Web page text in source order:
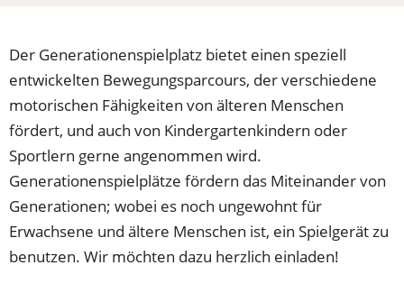
Der Generationenspielplatz bietet einen speziell
entwickelten Bewegungsparcours, der verschiedene
motorischen Fähigkeiten von älteren Menschen
fördert, und auch von Kindergartenkindern oder
Sportlern gerne angenommen wird.
Generationenspielplätze fördern das Miteinander von
Generationen; wobei es noch ungewohnt für
Erwachsene und ältere Menschen ist, ein Spielgerät zu
benutzen. Wir möchten dazu herzlich einladen!